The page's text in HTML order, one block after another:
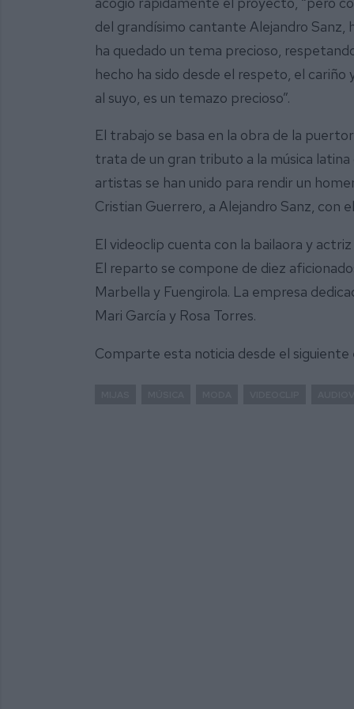
del grandísimo cantante Alejandro Sanz,
ha quedado un tema precioso,
hecho ha sido desde el respeto, el
al suyo, es un temazo precioso”.
El trabajo se basa en la obra de la
trata de un gran tributo a la música
artistas se han unido para rendir un
Cristian Guerrero, a Alejandro Sanz, con
El videoclip cuenta con la bailaora y
El reparto se compone de diez
Marbella y Fuengirola. La empresa
Mari García y Rosa Torres.
Comparte esta noticia desde el siguiente